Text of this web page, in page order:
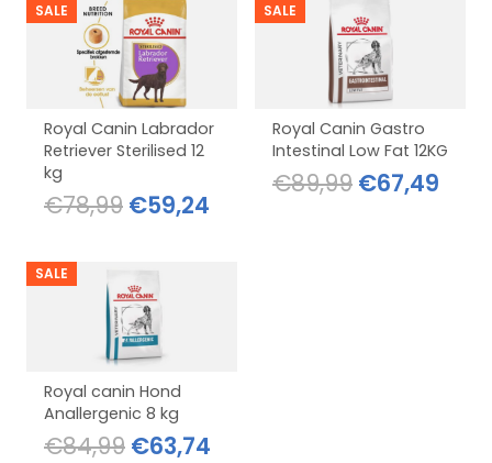
SALE
Royal Canin Labrador
Retriever Sterilised 12
kg
€78,99 Oorspronkelijke
was:
€78,99.
€59,24
SALE
Royal Canin Gastro
Intestinal Low Fat 12KG
€89,99 €67,49
SALE
Royal canin Hond
Anallergenic 8 kg
€84,99 Oorspronkelijke
€63,74